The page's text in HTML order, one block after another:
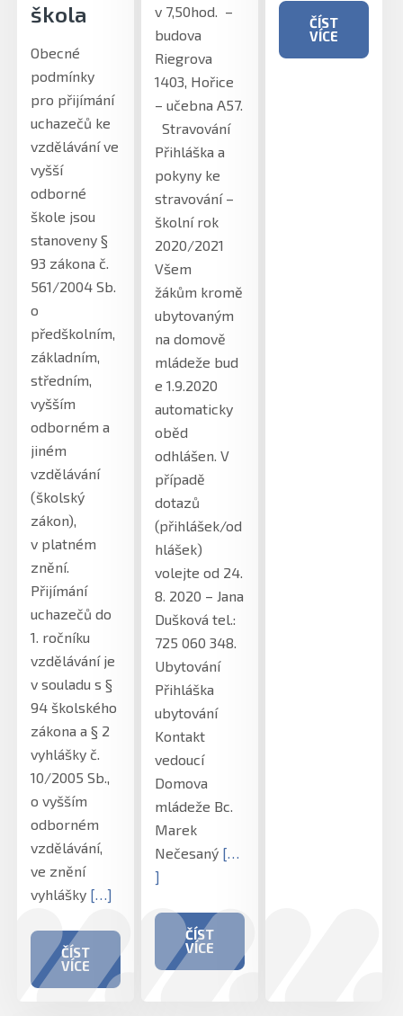
škola
Obecné
podmínky
pro přijímání
uchazečů ke
vzdělávání ve
vyšší
odborné
škole jsou
stanoveny §
93 zákona č.
561/2004 Sb.
o
předškolním,
základním,
středním,
vyšším
odborném a
jiném
vzdělávání
(školský
zákon),
v platném
znění.
Přijímání
uchazečů do
1. ročníku
vzdělávání je
v souladu s §
94 školského
zákona a § 2
vyhlášky č.
10/2005 Sb.,
o vyšším
odborném
vzdělávání,
ve znění
vyhlášky […]
ČÍST
VÍCE
v 7,50hod. –
budova
Riegrova
1403, Hořice
– učebna A57.
Stravování
Přihláška a
pokyny ke
stravování –
školní rok
2020/2021
Všem
žákům kromě
ubytovaným
na domově
mládeže bud
e 1.9.2020
automaticky
oběd
odhlášen. V
případě
dotazů
(přihlášek/od
hlášek)
volejte od 24.
8. 2020 – Jana
Dušková tel.:
725 060 348.
Ubytování
Přihláška
ubytování
Kontakt
vedoucí
Domova
mládeže Bc.
Marek
Nečesaný […
]
ČÍST
VÍCE
ČÍST
VÍCE